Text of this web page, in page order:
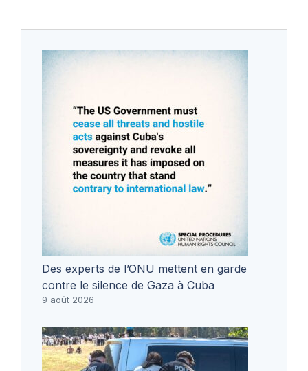
Des experts de l’ONU mettent en garde
contre le silence de Gaza à Cuba
9 août 2026